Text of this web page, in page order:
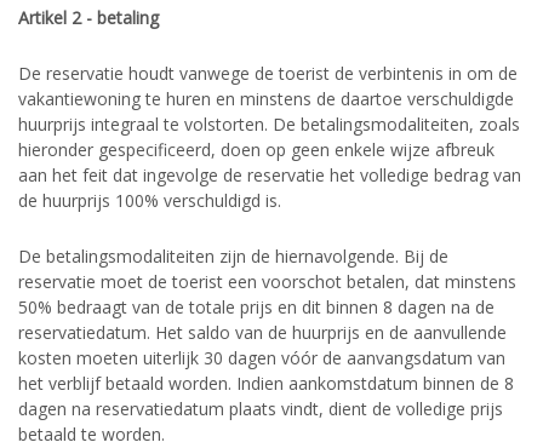
Artikel 2 - betaling
De reservatie houdt vanwege de toerist de verbintenis in om de
vakantiewoning te huren en minstens de daartoe verschuldigde
huurprijs integraal te volstorten. De betalingsmodaliteiten, zoals
hieronder gespecificeerd, doen op geen enkele wijze afbreuk
aan het feit dat ingevolge de reservatie het volledige bedrag van
de huurprijs 100% verschuldigd is.
De betalingsmodaliteiten zijn de hiernavolgende. Bij de
reservatie moet de toerist een voorschot betalen, dat minstens
50% bedraagt van de totale prijs en dit binnen 8 dagen na de
reservatiedatum. Het saldo van de huurprijs en de aanvullende
kosten moeten uiterlijk 30 dagen vóór de aanvangsdatum van
het verblijf betaald worden. Indien aankomstdatum binnen de 8
dagen na reservatiedatum plaats vindt, dient de volledige prijs
betaald te worden.